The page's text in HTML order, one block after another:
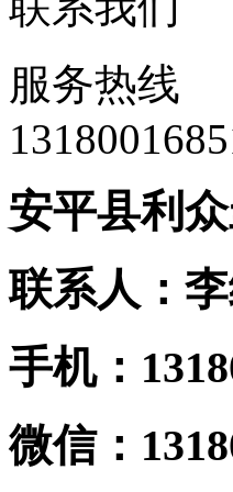
服务热线
安平县利
联系人：
手机：
微信：